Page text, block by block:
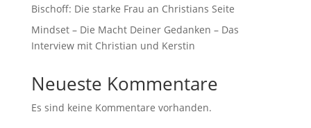
Bischoff: Die starke Frau an Christians Seite
Mindset – Die Macht Deiner Gedanken – Das
Interview mit Christian und Kerstin
Neueste Kommentare
Es sind keine Kommentare vorhanden.